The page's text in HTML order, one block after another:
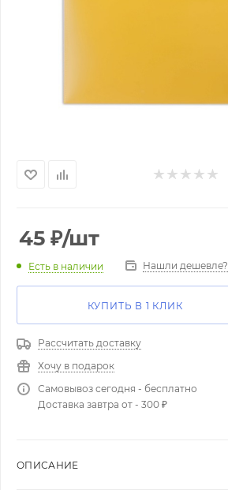
45 ₽/шт
Есть в наличии Нашли дешевле?
КУПИТЬ В 1 КЛИК
Рассчитать доставку
Хочу в подарок
Самовывоз сегодня - бесплатно
Доставка завтра от - 300 ₽
ОПИСАНИЕ